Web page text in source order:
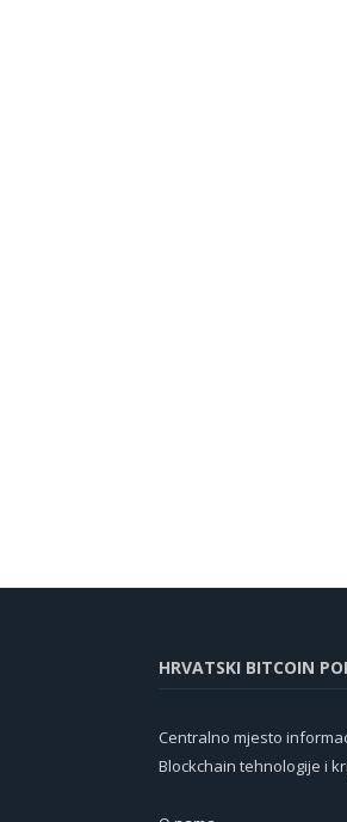
HRVATSKI BITCOIN
Centralno mjesto
Blockchain tehnologije i